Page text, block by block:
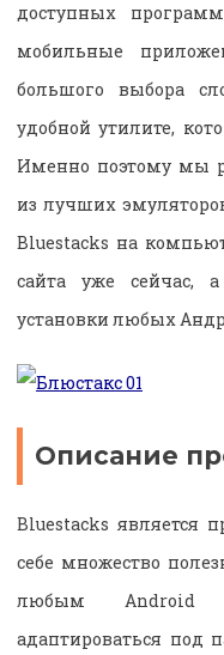
доступных
мобильные
большого выбора
удобной утилите,
Именно поэтому мы
из лучших
Bluestacks на
сайта уже сейчас,
установки любых
Описание
Bluestacks является
себе множество
любым Android
адаптироваться под